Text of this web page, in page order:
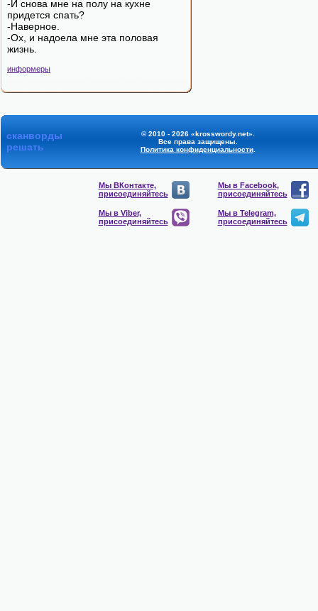
-И снова мне на полу на кухне
придется спать?
-Наверное.
-Ох, и надоела мне эта половая
жизнь.
информеры
сканворды
решать
© 2010 - 2026 «krosswordy.net».
Все права защищены.
Политика конфиденциальности.
Мы ВКонтакте,
присоединяйтесь
Мы в Facebook,
присоединяйтесь
Мы в Viber,
присоединяйтесь
Мы в Telegram,
присоединяйтесь